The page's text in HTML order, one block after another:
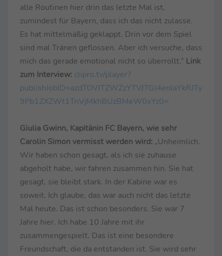
alle Routinen hier drin das letzte Mal ist,
zumindest für Bayern, dass ich das nicht zulasse.
Es hat mittelmäßig geklappt. Drin vor dem Spiel
sind mal Tränen geflossen. Aber ich versuche, dass
mich das gerade emotional nicht so überrollt.“ Link
zum Interview: clipro.tv/player?
publishJobID=azdTOVJTZWZzYTVJTGJ4enlaYkRJTy
9Pb1ZXZWt1TnVjMkhBUzBMeW0xYz0=
Giulia Gwinn, Kapitänin FC Bayern, wie sehr
Carolin Simon vermisst werden wird: „Unheimlich.
Wir haben schon gesagt, als ich sie zuhause
abgeholt habe, wir fahren zusammen hin. Sie hat
gesagt, sie bleibt stark. In der Kabine war es
soweit. Ich glaube, das war auch nicht das letzte
Mal heute. Das ist schon besonders. Sie war 7
Jahre hier. Ich habe 10 Jahre mit ihr
zusammengespielt. Das ist eine besondere
Freundschaft, die da entstanden ist. Sie wird sehr